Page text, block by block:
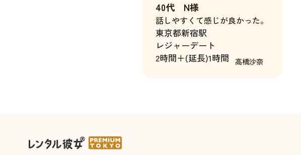
40代 N様
話しやすくて感じが良かった。
東京都新宿駅
レジャーデート
2時間＋(延長)1時間
高橋沙奈